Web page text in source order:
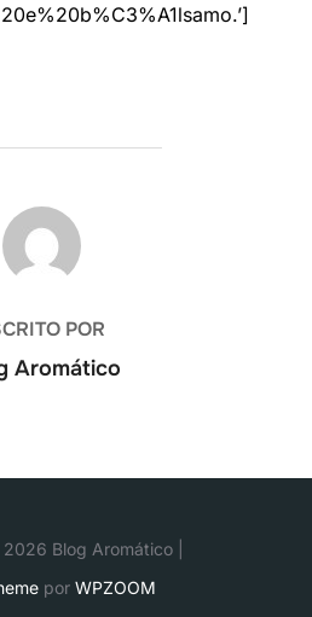
DO POST
POR
Aromático
Blog Aromático |
por WPZOOM